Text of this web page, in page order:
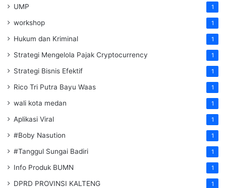
UMP 1
workshop 1
Hukum dan Kriminal 1
Strategi Mengelola Pajak Cryptocurrency 1
Strategi Bisnis Efektif 1
Rico Tri Putra Bayu Waas 1
wali kota medan 1
Aplikasi Viral 1
#Boby Nasution 1
#Tanggul Sungai Badiri 1
Info Produk BUMN 1
DPRD PROVINSI KALTENG 1